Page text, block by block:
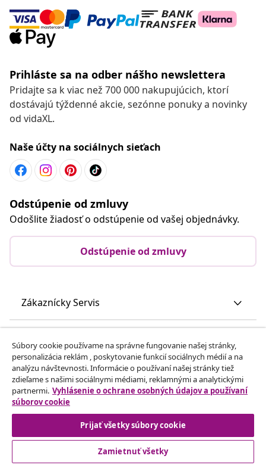
Prihláste sa na odber nášho newslettera
Pridajte sa k viac než 700 000 nakupujúcich, ktorí
dostávajú týždenné akcie, sezónne ponuky a novinky
od vidaXL.
Naše účty na sociálnych sieťach
Odstúpenie od zmluvy
Odošlite žiadosť o odstúpenie od vašej objednávky.
Odstúpenie od zmluvy
Zákaznícky Servis
vidaXL
Nájdite viac
Súbory cookie používame na správne fungovanie našej stránky,
personalizácia reklám , poskytovanie funkcií sociálnych médií a na
analýzu návštevnosti. Informácie o používaní našej stránky tiež
zdieľame s našimi sociálnymi médiami, reklamnými a analytickými
partnermi. Vyhlásenie o ochrane osobných údajov a používaní
súborov cookie
Prijať všetky súbory cookie
Zamietnuť všetky